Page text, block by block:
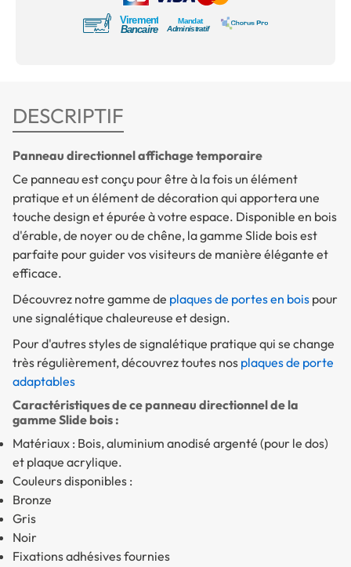
DESCRIPTIF
Panneau directionnel affichage temporaire
Ce panneau est conçu pour être à la fois un élément
pratique et un élément de décoration qui apportera une
touche design et épurée à votre espace. Disponible en bois
d'érable, de noyer ou de chêne, la gamme Slide bois est
parfaite pour guider vos visiteurs de manière élégante et
efficace.
Découvrez notre gamme de plaques de portes en bois pour
une signalétique chaleureuse et design.
Pour d'autres styles de signalétique pratique qui se change
très régulièrement, découvrez toutes nos plaques de porte
adaptables
Caractéristiques de ce panneau directionnel de la
gamme Slide bois :
Matériaux : Bois, aluminium anodisé argenté (pour le dos)
et plaque acrylique.
Couleurs disponibles :
Bronze
Gris
Noir
Fixations adhésives fournies